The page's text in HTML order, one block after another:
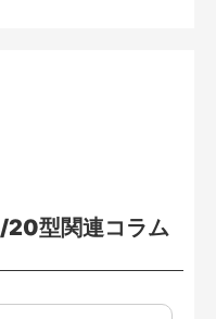
20型関連コラム